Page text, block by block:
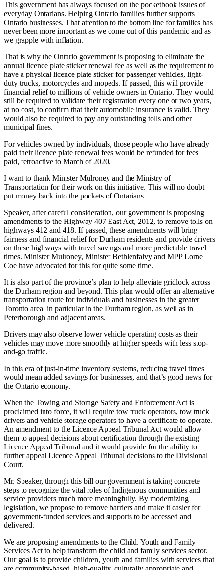
This government has always focused on the pocketbook issues of
everyday Ontarians. Helping Ontario families further supports
Ontario businesses. That attention to the bottom line for families has
never been more important as we come out of this pandemic and as
we grapple with inflation.
That is why the Ontario government is proposing to eliminate the
annual licence plate sticker renewal fee as well as the requirement to
have a physical licence plate sticker for passenger vehicles, light-
duty trucks, motorcycles and mopeds. If passed, this will provide
financial relief to millions of vehicle owners in Ontario. They would
still be required to validate their registration every one or two years,
at no cost, to confirm that their automobile insurance is valid. They
would also be required to pay any outstanding tolls and other
municipal fines.
For vehicles owned by individuals, those people who have already
paid their licence plate renewal fees would be refunded for fees
paid, retroactive to March of 2020.
I want to thank Minister Mulroney and the Ministry of
Transportation for their work on this initiative. This will no doubt
put money back into the pockets of Ontarians.
Speaker, after careful consideration, our government is proposing
amendments to the Highway 407 East Act, 2012, to remove tolls on
highways 412 and 418. If passed, these amendments will bring
fairness and financial relief for Durham residents and provide drivers
on these highways with travel savings and more predictable travel
times. Minister Mulroney, Minister Bethlenfalvy and MPP Lorne
Coe have advocated for this for quite some time.
It is also part of the province’s plan to help alleviate gridlock across
the Durham region and beyond. This plan would offer an alternative
transportation route for individuals and businesses in the greater
Toronto area, in particular in the Durham region, as well as in
Peterborough and adjacent areas.
Drivers may also observe lower vehicle operating costs as their
vehicles may move more smoothly at higher speeds with less stop-
and-go traffic.
In this era of just-in-time inventory systems, reducing travel times
would mean added savings for businesses, and that’s good news for
the Ontario economy.
When the Towing and Storage Safety and Enforcement Act is
proclaimed into force, it will require tow truck operators, tow truck
drivers and vehicle storage operators to have a certificate to operate.
An amendment to the Licence Appeal Tribunal Act would allow
them to appeal decisions about certification through the existing
Licence Appeal Tribunal and it would provide for the ability to
further appeal Licence Appeal Tribunal decisions to the Divisional
Court.
Mr. Speaker, through this bill our government is taking concrete
steps to recognize the vital roles of Indigenous communities and
service providers much more meaningfully. By modernizing
legislation, we propose to remove barriers and make it easier for
government-funded services and supports to be accessed and
delivered.
We are proposing amendments to the Child, Youth and Family
Services Act to help transform the child and family services sector.
Our goal is to provide children, youth and families with services that